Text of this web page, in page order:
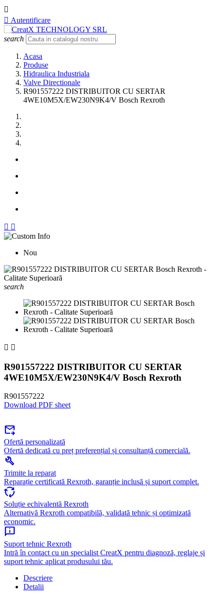

 Autentificare
search
Acasa
Produse
Hidraulica Industriala
Valve Directionale
R901557222 DISTRIBUITOR CU SERTAR
4WE10M5X/EW230N9K4/V Bosch Rexroth
 
Nou
search
 
R901557222 DISTRIBUITOR CU SERTAR
4WE10M5X/EW230N9K4/V Bosch Rexroth
R901557222
Download PDF sheet
forward_to_inbox
Ofertă personalizată
Ofertă dedicată cu preț preferențial și consultanță comercială.
build
Trimite la reparat
Reparație certificată Rexroth, garanție inclusă și suport complet.
cycle
Soluție echivalentă Rexroth
Alternativă Rexroth compatibilă, validată tehnic și optimizată
economic.
chat_info
Suport tehnic Rexroth
Intră în contact cu un specialist CreatX pentru diagnoză, reglaje și
suport tehnic aplicat produsului tău.
Descriere
Detalii